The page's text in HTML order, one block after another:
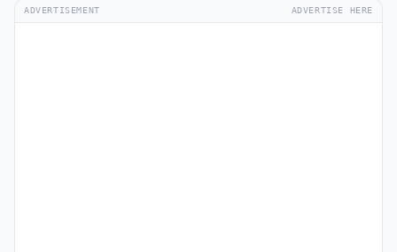
ADVERTISEMENT ADVERTISE HERE